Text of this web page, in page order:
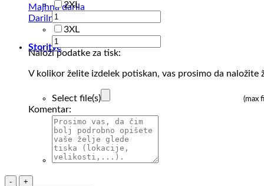
Majhna darila
Darilni kompleti
Storitve
2XL
3XL
Naloži podatke za tisk:
V kolikor želite izdelek potiskan, vas prosimo da naložite
Select file(s) (max
Komentar:
Športna